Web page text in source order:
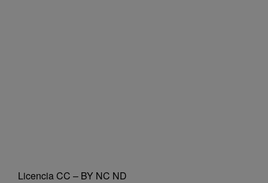
Licencia CC – BY NC ND